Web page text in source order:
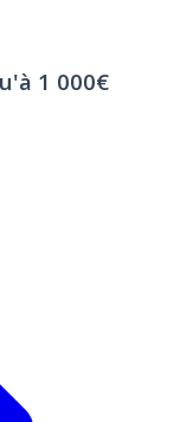
1 000€